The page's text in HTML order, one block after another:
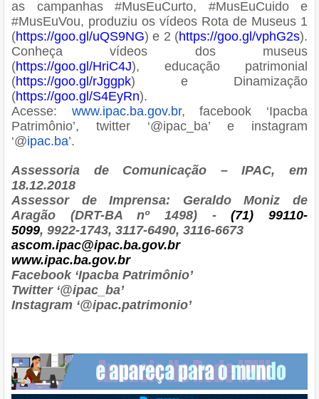
as campanhas #MusEuCurto, #MusEuCuido e
#MusEuVou, produziu os vídeos Rota de Museus 1
(https://goo.gl/uQS9NG) e 2 (https://goo.gl/vphG2s).
Conheça vídeos dos museus
(https://goo.gl/HriC4J), educação patrimonial
(https://goo.gl/rJggpk) e Dinamização
(https://goo.gl/S4EyRn).
Acesse: www.ipac.ba.gov.br, facebook ‘Ipacba
Patrimônio’, twitter ‘@ipac_ba’ e instagram
‘@ipac.ba’.
Assessoria de Comunicação – IPAC, em
18.12.2018
Assessor de Imprensa: Geraldo Moniz de
Aragão (DRT-BA nº 1498) -(71) 99110-
5099, 9922-1743, 3117-6490, 3116-6673
ascom.ipac@ipac.ba.gov.br
www.ipac.ba.gov.br
Facebook ‘Ipacba Patrimônio’
Twitter ‘@ipac_ba’
Instagram ‘@ipac.patrimonio’